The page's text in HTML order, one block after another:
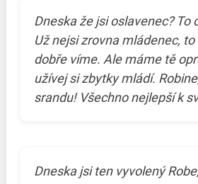
Dneska že jsi oslavenec? To
Už nejsi zrovna mládenec,
dobře víme. Ale máme tě
užívej si zbytky mládí.
srandu! Všechno nejlepší k
Dneska jsi ten vyvolený